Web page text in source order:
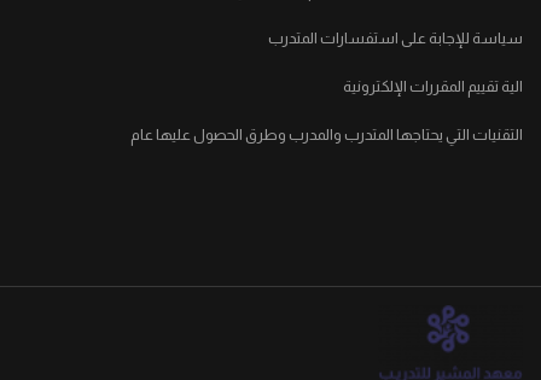
سياسة للإجابة على استفسارات المتدرب
الية تقييم المقررات الإلكترونية
التقنيات التي يحتاجها المتدرب والمدرب وطرق الحصول عليها عام